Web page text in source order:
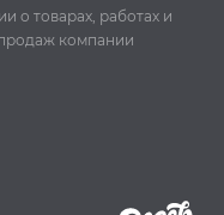
о товарах, работах и
компании